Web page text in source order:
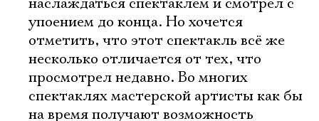
упоением до конца. Но хочется
отметить, что этот спектакль всё же
несколько отличается от тех, что
просмотрел недавно. Во многих
спектаклях мастерской артисты как бы
на время получают возможность
Электропочта
Имя